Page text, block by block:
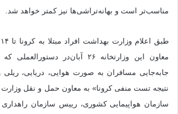
مناسب‌تر است و بهانه‌تراشی‌ها نیز کمتر خواهد شد.
معاون این وزارتخانه ۲۶ آبان‌در
جابه‌جایی مسافران به صورت هوایی، دریایی،
نتیجه تست منفی کرونا» به معاون حمل و نقل
سازمان هواپیمایی کشوری، رییس سازمان